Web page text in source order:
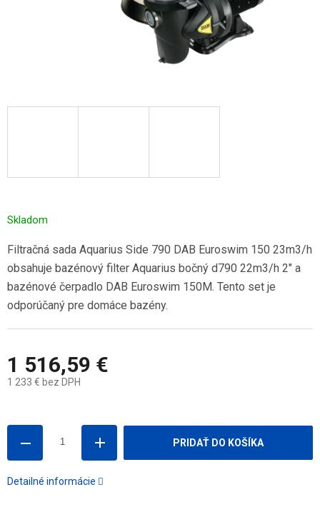
1 516,59 €
1 233 € bez DPH
Skladom
PRIDAŤ DO KOŠÍKA
Filtračná sada Aquarius Side 790 DAB Euroswim 150 23m3/h
obsahuje bazénový filter Aquarius bočný d790 22m3/h 2" a
bazénové čerpadlo DAB Euroswim 150M. Tento set je
odporúčaný pre domáce bazény.
Detailné informácie